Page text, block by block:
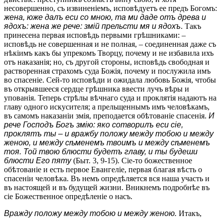
несовершенно, съ извиненіемъ, исповѣдуетъ ее предъ Богомъ:
жена, юже далъ ecи со мною, та ми даде отъ древа и
ядохъ: жена же рече: змій прельсти мя и ядохъ. Такъ
принесена первая исповѣдь первыми грѣшниками: –
исповѣдь не совершенная и не полная, – соединенная даже съ
нѣкіимъ какъ бы упрекомъ Творцу, почему и не избавила ихъ
отъ наказанія; но, съ другой стороны, исповѣдь свободная и
растворенная страхомъ суда Божія, почему и послужила имъ
во спасеніе. Сей-то исповѣди и ожидала любовь Божія, чтобы
въ открывшееся сердце грѣшника ввести лучъ вѣры и
упованія. Теперь стрѣлы вѣчнаго суда и проклятія надаютъ на
главу одного искусителя; а прельщеннымъ имъ человѣкамъ,
въ самомъ наказаніи змія, преподается обѣтованіе спасенія. И
рече Господъ Богъ змію: яко сотворилъ ecи сіе,
проклятъ ты – и вражбу положу между тобою и между
женою, и между сѣменемъ твоимъ и между сѣменемъ
тоя. Той твою блюсти будетъ главу, и ты будеши
блюсти Его пяту(Быт. 3, 9-15). Сіе-то божественное
обѣтованіе и есть первое Евангеліе, первая благая вѣсть о
спасеніи человѣка. Въ немъ опредѣляется вся наша участь и
въ настоящей и въ будущей жизни. Вникнемъ подробнѣе въ
сіе Божественное опредѣленіе о насъ.
Вражду положу между тобою и между женою. Итакъ,